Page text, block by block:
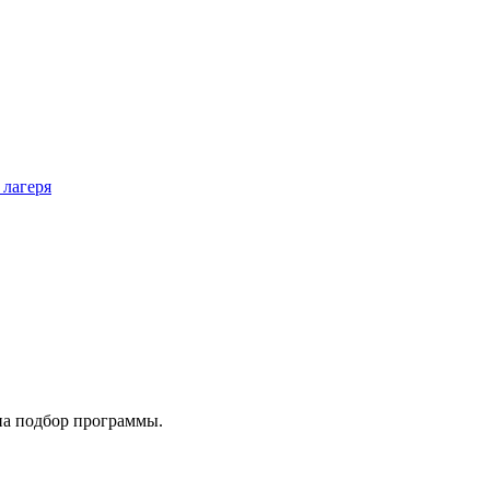
подбор программы.